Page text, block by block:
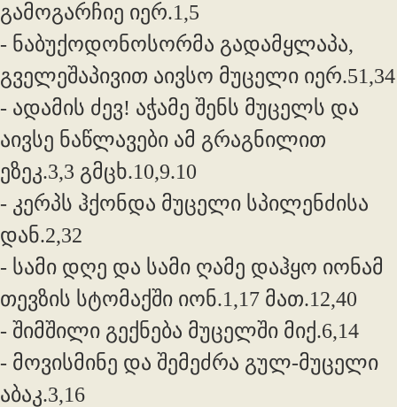
გამოგარჩიე იერ.1,5
- ნაბუქოდონოსორმა გადამყლაპა,
გველეშაპივით აივსო მუცელი იერ.51,34
- ადამის ძევ! აჭამე შენს მუცელს და
აივსე ნაწლავები ამ გრაგნილით
ეზეკ.3,3 გმცხ.10,9.10
- კერპს ჰქონდა მუცელი სპილენძისა
დან.2,32
- სამი დღე და სამი ღამე დაჰყო იონამ
თევზის სტომაქში იონ.1,17 მათ.12,40
- შიმშილი გექნება მუცელში მიქ.6,14
- მოვისმინე და შემეძრა გულ-მუცელი
აბაკ.3,16